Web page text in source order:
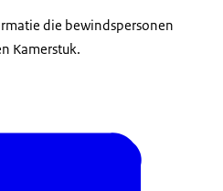
die bewindspersonen
Kamerstuk.